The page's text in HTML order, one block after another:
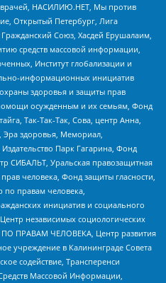
НАСИЛИЮ.НЕТ, Мы против
Открытый Петербург, Лига
Союз, Хасдей Ерушалаим,
средств массовой информации,
Институт глобализации и
информационных инициатив
здоровья и защиты прав
осужденным и их семьям, Фонд
Так-Так-Так, Сова, центр Анна,
Эра здоровья, Мемориал,
Парк Гагарина, Фонд
СИБАЛЬТ, Уральская правозащитная
человека, Фонд защиты гласности,
по правам человека,
инициатив и социального
независимых социологических
ПРАВАМ ЧЕЛОВЕКА, Центр развития
учреждение в Калининграде Совета
содействие, Трансперенси
Массовой Информации,